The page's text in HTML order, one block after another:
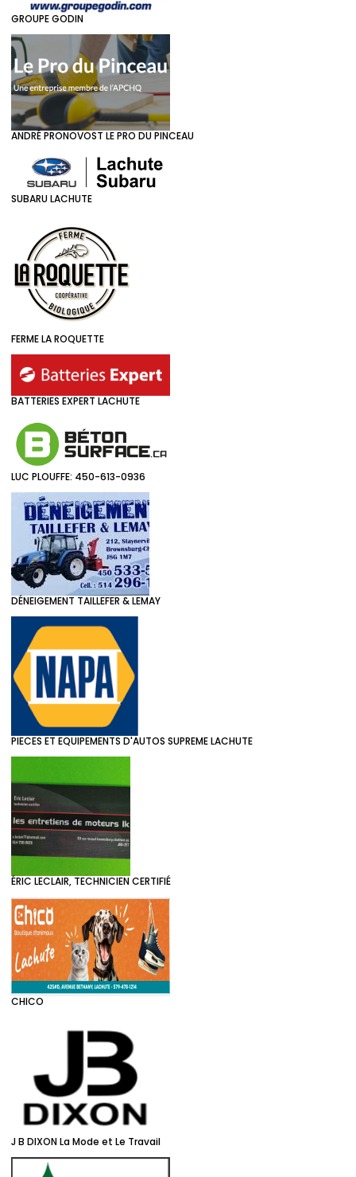
GROUPE GODIN
ANDRÉ PRONOVOST LE PRO DU PINCEAU
SUBARU LACHUTE
FERME LA ROQUETTE
BATTERIES EXPERT LACHUTE
LUC PLOUFFE: 450-613-0936
DÉNEIGEMENT TAILLEFER & LEMAY
PIECES ET EQUIPEMENTS D'AUTOS SUPREME LACHUTE
ÉRIC LECLAIR, TECHNICIEN CERTIFIÉ
CHICO
J B DIXON La Mode et Le Travail